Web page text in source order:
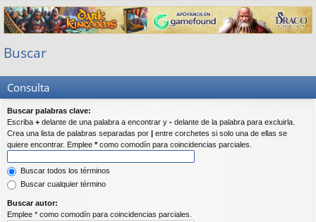
es
rá
pi
do
fic
ar
ra
rs
Buscar
Consulta
Buscar palabras clave:
Escriba + delante de una palabra a encontrar y - delante de la palabra para excluirla.
Crea una lista de palabras separadas por
entre corchetes si solo una de ellas se
quiere encontrar. Emplee *como comodín para coincidencias parciales.
Buscar todos los términos
Buscar cualquier término
Buscar autor:
Emplee * como comodín para coincidencias parciales.